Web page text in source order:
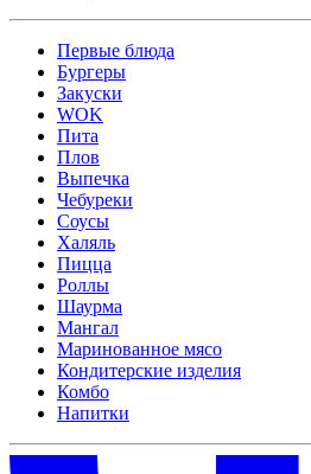
Первые блюда
Бургеры
Закуски
WOK
Пита
Плов
Выпечка
Чебуреки
Соусы
Халяль
Пицца
Роллы
Шаурма
Мангал
Маринованное мясо
Кондитерские изделия
Комбо
Напитки